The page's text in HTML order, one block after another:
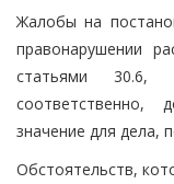
Жалобы на
правонарушении
статьями 30.6,
значение для дела,
Обстоятельств,